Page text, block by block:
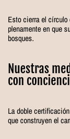
Esto cierra el
plenamente en que
bosques.
Nuestras
con
La doble
que construyen el